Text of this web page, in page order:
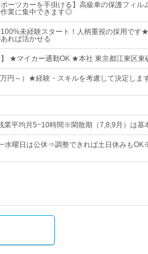
ポーツカーを手掛ける】高級車の保護フィ
作業に集中できます◎
未経験スタート！人柄重視の採用です
れば活かせる
】 ★マイカー通勤OK ★本社 東京都江東区東
円～）★経験・スキルを考慮して決定しま
平均月5~10時間※閑散期（7,8,9月）は基
曜日は公休⇒調整できれば土日休みも